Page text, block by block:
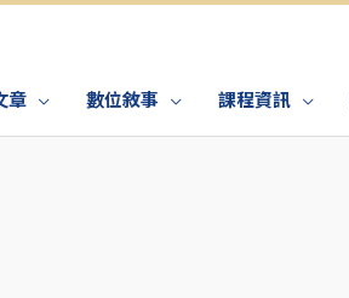
章 數位敘事 課程資訊